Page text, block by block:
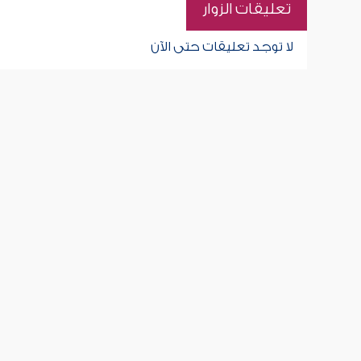
تعليقات الزوار
لا توجد تعليقات حتى الآن